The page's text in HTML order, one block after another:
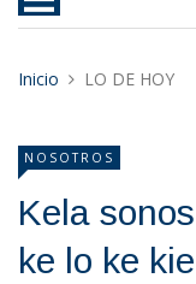
Inicio LO DE HOY
NOSOTROS
Kela
ke lo ke